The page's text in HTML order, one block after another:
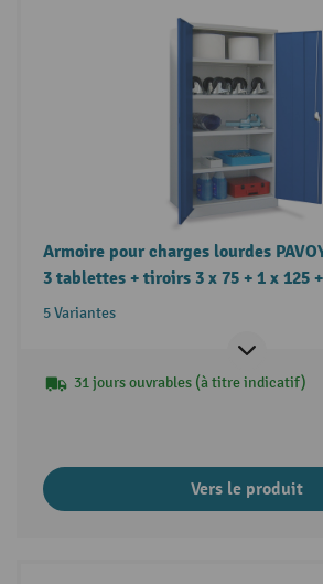
Armoire pour charges lourdes
3 tablettes + tiroirs 3 x 75 + 1 x 125
5 Variantes
31 jours ouvrables (à titre indicatif)
Vers le produit